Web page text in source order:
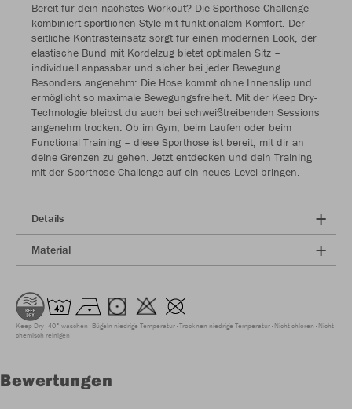
Bereit für dein nächstes Workout? Die Sporthose Challenge
kombiniert sportlichen Style mit funktionalem Komfort. Der
seitliche Kontrasteinsatz sorgt für einen modernen Look, der
elastische Bund mit Kordelzug bietet optimalen Sitz –
individuell anpassbar und sicher bei jeder Bewegung.
Besonders angenehm: Die Hose kommt ohne Innenslip und
ermöglicht so maximale Bewegungsfreiheit. Mit der Keep Dry-
Technologie bleibst du auch bei schweißtreibenden Sessions
angenehm trocken. Ob im Gym, beim Laufen oder beim
Functional Training – diese Sporthose ist bereit, mit dir an
deine Grenzen zu gehen. Jetzt entdecken und dein Training
mit der Sporthose Challenge auf ein neues Level bringen.
Details
Material
Keep Dry 40° waschen Bügeln niedrige Temperatur Trocknen niedrige Temperatur Nicht chloren Nicht
chemisch reinigen
Bewertungen